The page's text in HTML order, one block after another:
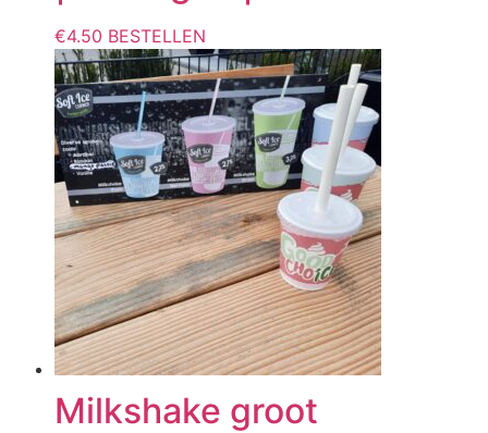
€4.50 BESTELLEN
Milkshake groot